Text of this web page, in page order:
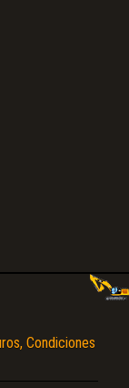
Condiciones